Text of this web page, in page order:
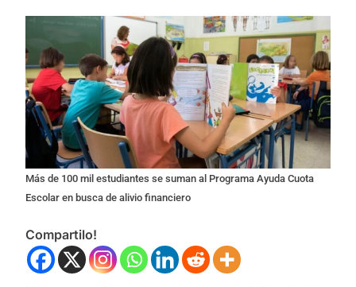
Más de 100 mil estudiantes se suman al Programa Ayuda Cuota
Escolar en busca de alivio financiero
Compartilo!